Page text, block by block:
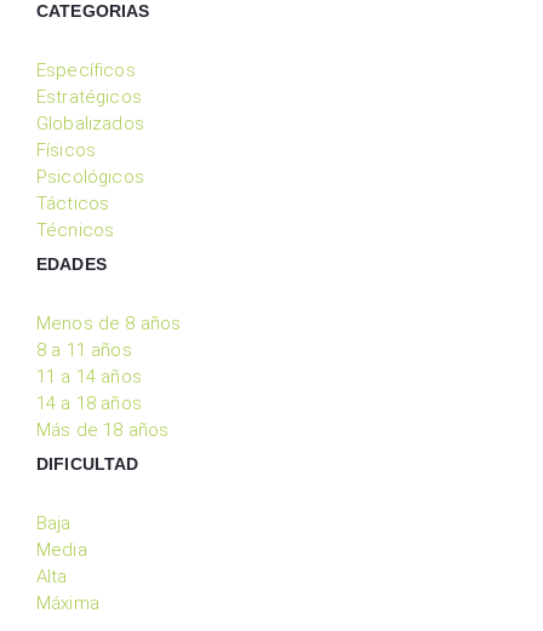
CATEGORIAS
Específicos
Estratégicos
Globalizados
Físicos
Psicológicos
Tácticos
Técnicos
EDADES
Menos de 8 años
8 a 11 años
11 a 14 años
14 a 18 años
Más de 18 años
DIFICULTAD
Baja
Media
Alta
Máxima